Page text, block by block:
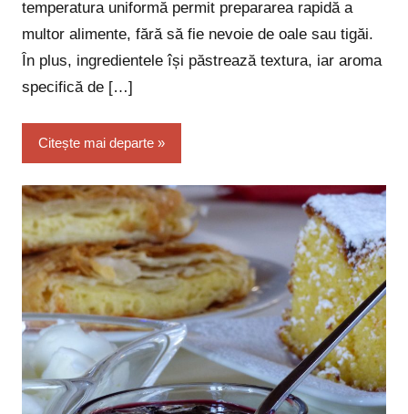
temperatura uniformă permit prepararea rapidă a
multor alimente, fără să fie nevoie de oale sau tigăi.
În plus, ingredientele își păstrează textura, iar aroma
specifică de […]
Citește mai departe